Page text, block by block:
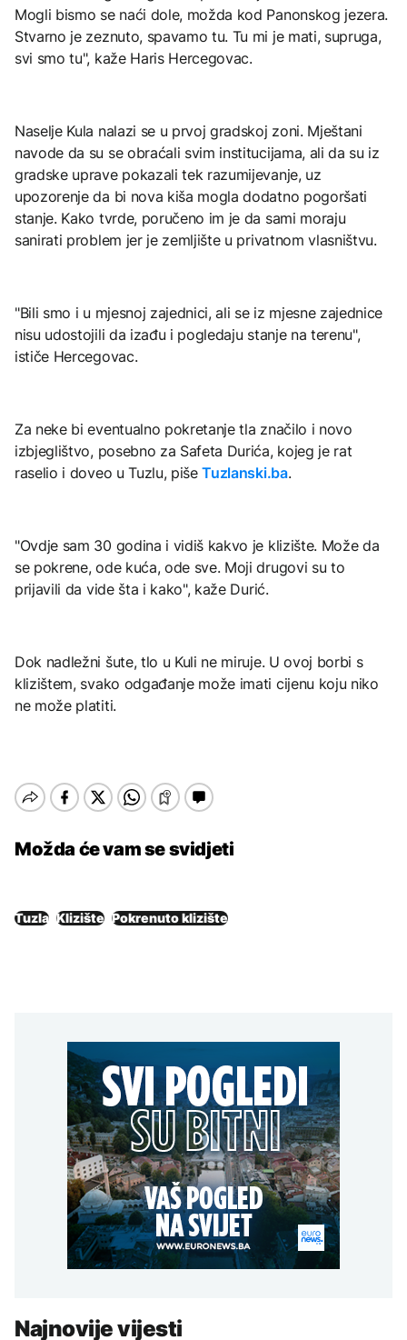
Mogli bismo se naći dole, možda kod Panonskog jezera.
Stvarno je zeznuto, spavamo tu. Tu mi je mati, supruga,
svi smo tu", kaže Haris Hercegovac.
Naselje Kula nalazi se u prvoj gradskoj zoni. Mještani
navode da su se obraćali svim institucijama, ali da su iz
gradske uprave pokazali tek razumijevanje, uz
upozorenje da bi nova kiša mogla dodatno pogoršati
stanje. Kako tvrde, poručeno im je da sami moraju
sanirati problem jer je zemljište u privatnom vlasništvu.
"Bili smo i u mjesnoj zajednici, ali se iz mjesne zajednice
nisu udostojili da izađu i pogledaju stanje na terenu",
ističe Hercegovac.
Za neke bi eventualno pokretanje tla značilo i novo
izbjeglištvo, posebno za Safeta Durića, kojeg je rat
raselio i doveo u Tuzlu, pišeTuzlanski.ba.
"Ovdje sam 30 godina i vidiš kakvo je klizište. Može da
se pokrene, ode kuća, ode sve. Moji drugovi su to
prijavili da vide šta i kako", kaže Durić.
Dok nadležni šute, tlo u Kuli ne miruje. U ovoj borbi s
klizištem, svako odgađanje može imati cijenu koju niko
ne može platiti.
Možda će vam se svidjeti
Tuzla Klizište Pokrenuto klizište
Najnovije vijesti